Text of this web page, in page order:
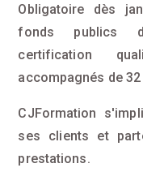
Obligatoire dès
fonds publics
certification
accompagnés de
CJFormation
ses clients et
prestations.